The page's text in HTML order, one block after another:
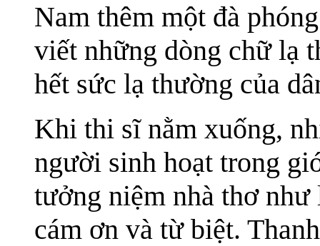
Nam thêm một đà
viết những dòng chữ lạ
hết sức lạ thường của
Khi thi sĩ nằm xuống,
người sinh hoạt trong
tưởng niệm nhà thơ
cám ơn và từ biệt.